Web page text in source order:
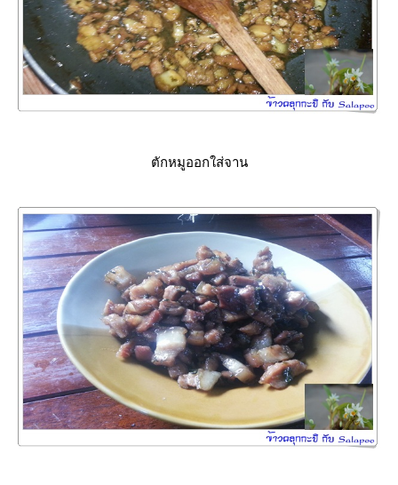
ตักหมูออกใส่จาน